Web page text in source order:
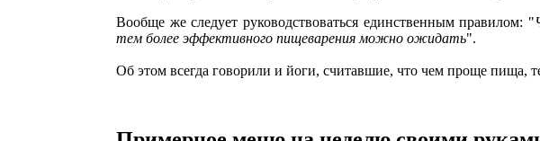
Вообще же следует руководствоваться единственным правилом: "
тем более эффективного пищеварения можно ожидать".
Об этом всегда говорили и йоги, считавшие, что чем проще пища,